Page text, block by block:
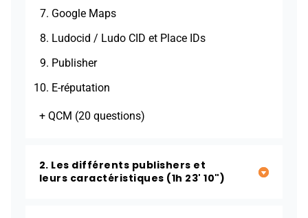
Google Maps
Ludocid / Ludo CID et Place IDs
Publisher
E-réputation
+ QCM (20 questions)
2. Les différents publishers et
leurs caractéristiques (1h 23' 10")